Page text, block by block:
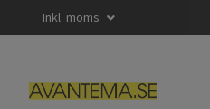
Inkl. moms